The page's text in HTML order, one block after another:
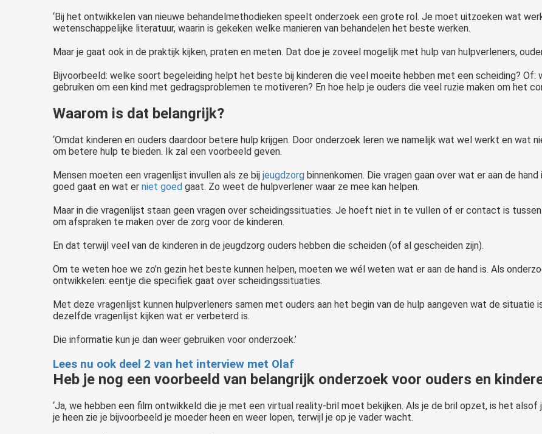
‘Bij het ontwikkelen van nieuwe behandelmethodieken speelt onderzoek een grote rol. Je moet uitzoeken wat
wetenschappelijke literatuur, waarin is gekeken welke manieren van behandelen het beste werken.
Maar je gaat ook in de praktijk kijken, praten en meten. Dat doe je zoveel mogelijk met hulp van hulpverleners,
Bijvoorbeeld: welke soort begeleiding helpt het beste bij kinderen die veel moeite hebben met een scheiding?
gebruiken om een kind met gedragsproblemen te motiveren? En hoe help je ouders die veel ruzie maken om het
Waarom is dat belangrijk?
‘Omdat kinderen en ouders daardoor betere hulp krijgen. Door onderzoek leren we namelijk wat wel werkt en wat
om betere hulp te bieden. Ik zal een voorbeeld geven.
Mensen moeten een vragenlijst invullen als ze bij jeugdzorg binnenkomen. Die vragen gaan over wat er aan de
goed gaat en wat er niet goed gaat. Zo weet de hulpverlener waar ze mee kan helpen.
Maar in die vragenlijst staan geen vragen over scheidingssituaties. Je hoeft niet in te vullen of er contact is
om afspraken te maken over de zorg voor de kinderen.
En dat terwijl veel van de kinderen in de jeugdzorg ouders hebben die scheiden (of al gescheiden zijn).
Om te weten hoe we zo’n gezin het beste kunnen helpen, moeten we wél weten wat er aan de hand is. Als
ontwikkelen: eentje die specifiek gaat over scheidingssituaties.
Met deze vragenlijst kunnen hulpverleners samen met ouders aan het begin van de hulp aangeven wat de situatie
dezelfde vragenlijst kijken wat er verbeterd is.
Die informatie kun je dan weer gebruiken voor onderzoek.’
Lees nu ook deel 2 van het interview met Olaf
Heb je nog een voorbeeld van belangrijk onderzoek voor ouders en
‘Ja, we hebben een film ontwikkeld die je met een virtual reality-bril moet bekijken. Als je de bril opzet, is het
je heen zie je bijvoorbeeld je moeder heen en weer lopen, terwijl je op je vader wacht.